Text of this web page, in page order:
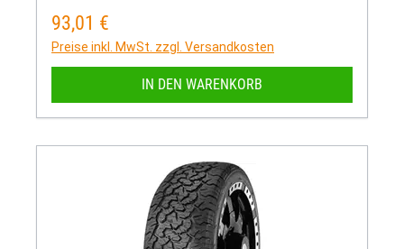
Regulärer Preis:
93,01 €
Preise inkl. MwSt. zzgl. Versandkosten
IN DEN WARENKORB